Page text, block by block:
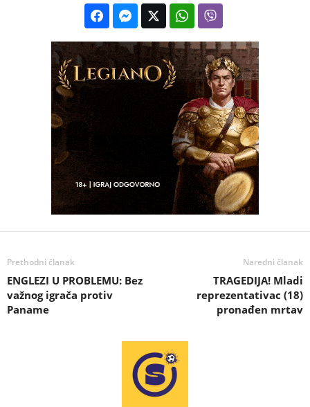
Prethodni članak
ENGLEZI U PROBLEMU: Bez
važnog igrača protiv
Paname
Naredni članak
TRAGEDIJA! Mladi
reprezentativac (18)
pronađen mrtav